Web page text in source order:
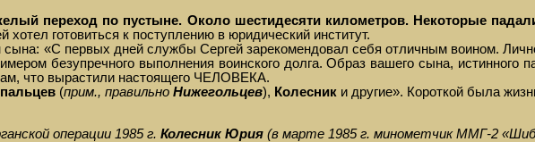
переход по пустыне. Около шестидесяти километров. Некоторые
готовиться к поступлению в юридический институт.
«С первых дней службы Сергей зарекомендовал себя отличным воином.
безупречного выполнения воинского долга. Образ вашего сына, истинного
что вырастили настоящего ЧЕЛОВЕКА.
(прим., правильно Нижегольцев), Колесник и другие». Короткой была
операции 1985 г. Колесник Юрия (в марте 1985 г. минометчик ММГ-2